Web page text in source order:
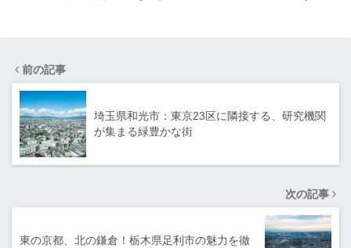
前の記事
埼玉県和光市：東京23区に隣接する、研究機関
が集まる緑豊かな街
次の記事
東の京都、北の鎌倉！栃木県足利市の魅力を徹